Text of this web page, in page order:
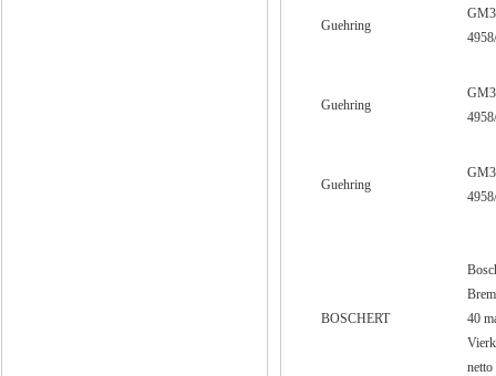
Guehring
Guehring
Guehring
BOSCHERT
40
netto